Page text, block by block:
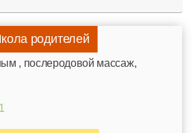
родителей
, послеродовой массаж,
1